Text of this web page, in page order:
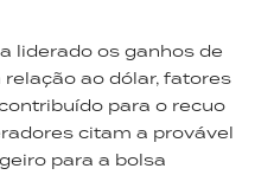
liderado os ganhos de
ao dólar, fatores
para o recuo
citam a provável
para a bolsa